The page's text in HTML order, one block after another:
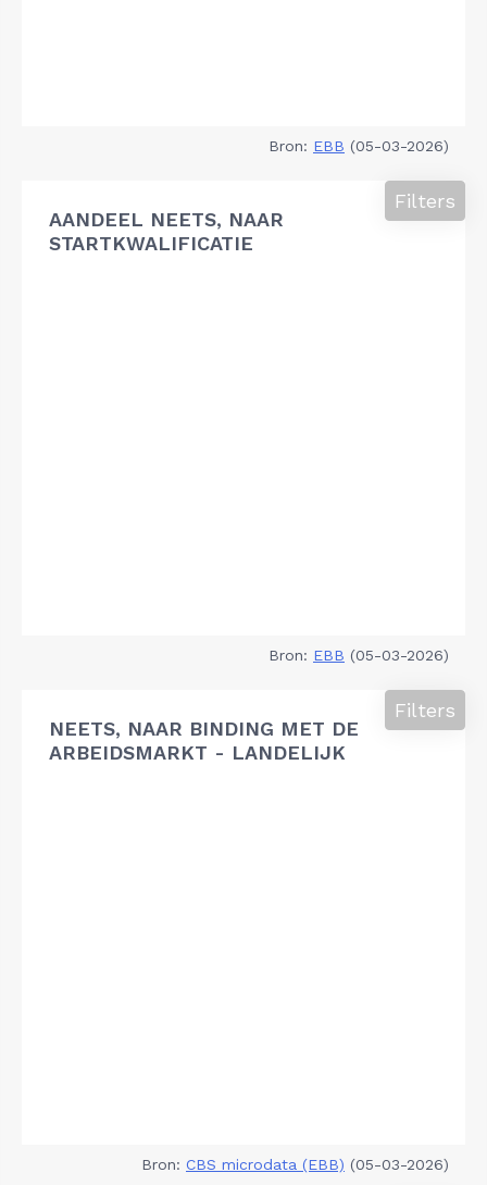
Bron: EBB (05-03-2026)
AANDEEL NEETS, NAAR
STARTKWALIFICATIE
Filters
Bron: EBB (05-03-2026)
NEETS, NAAR BINDING MET DE
ARBEIDSMARKT - LANDELIJK
Filters
Bron: CBS microdata (EBB) (05-03-2026)